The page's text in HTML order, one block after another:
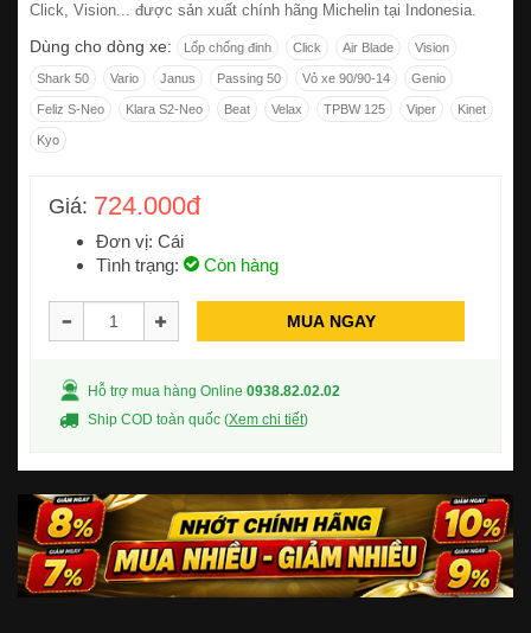
Click, Vision... được sản xuất chính hãng Michelin tại Indonesia.
Dùng cho dòng xe: Lốp chống đinh Click Air Blade Vision
Shark 50 Vario Janus Passing 50 Vỏ xe 90/90-14 Genio
Feliz S-Neo Klara S2-Neo Beat Velax TPBW 125 Viper Kinet
Kyo
Giá: 724.000đ
Đơn vị: Cái
Tình trạng:
Còn hàng
MUA NGAY
Hỗ trợ mua hàng Online 0938.82.02.02
Ship COD toàn quốc (Xem chi tiết)